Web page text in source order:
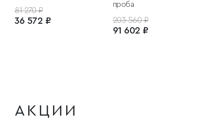
81 270 ₽
36 572 ₽
проба
203 560 ₽
91 602 ₽
АКЦИИ